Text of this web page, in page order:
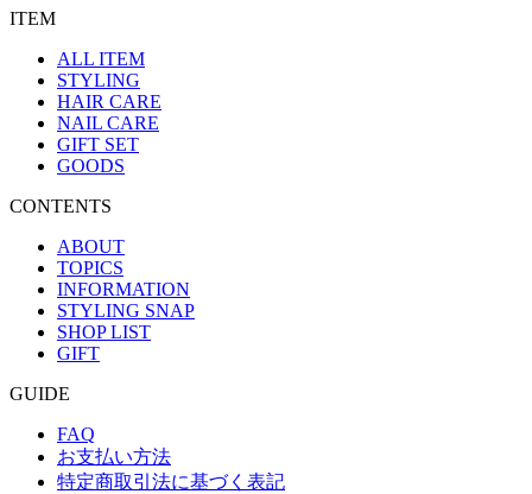
ITEM
ALL ITEM
STYLING
HAIR CARE
NAIL CARE
GIFT SET
GOODS
CONTENTS
ABOUT
TOPICS
INFORMATION
STYLING SNAP
SHOP LIST
GIFT
GUIDE
FAQ
お支払い方法
特定商取引法に基づく表記